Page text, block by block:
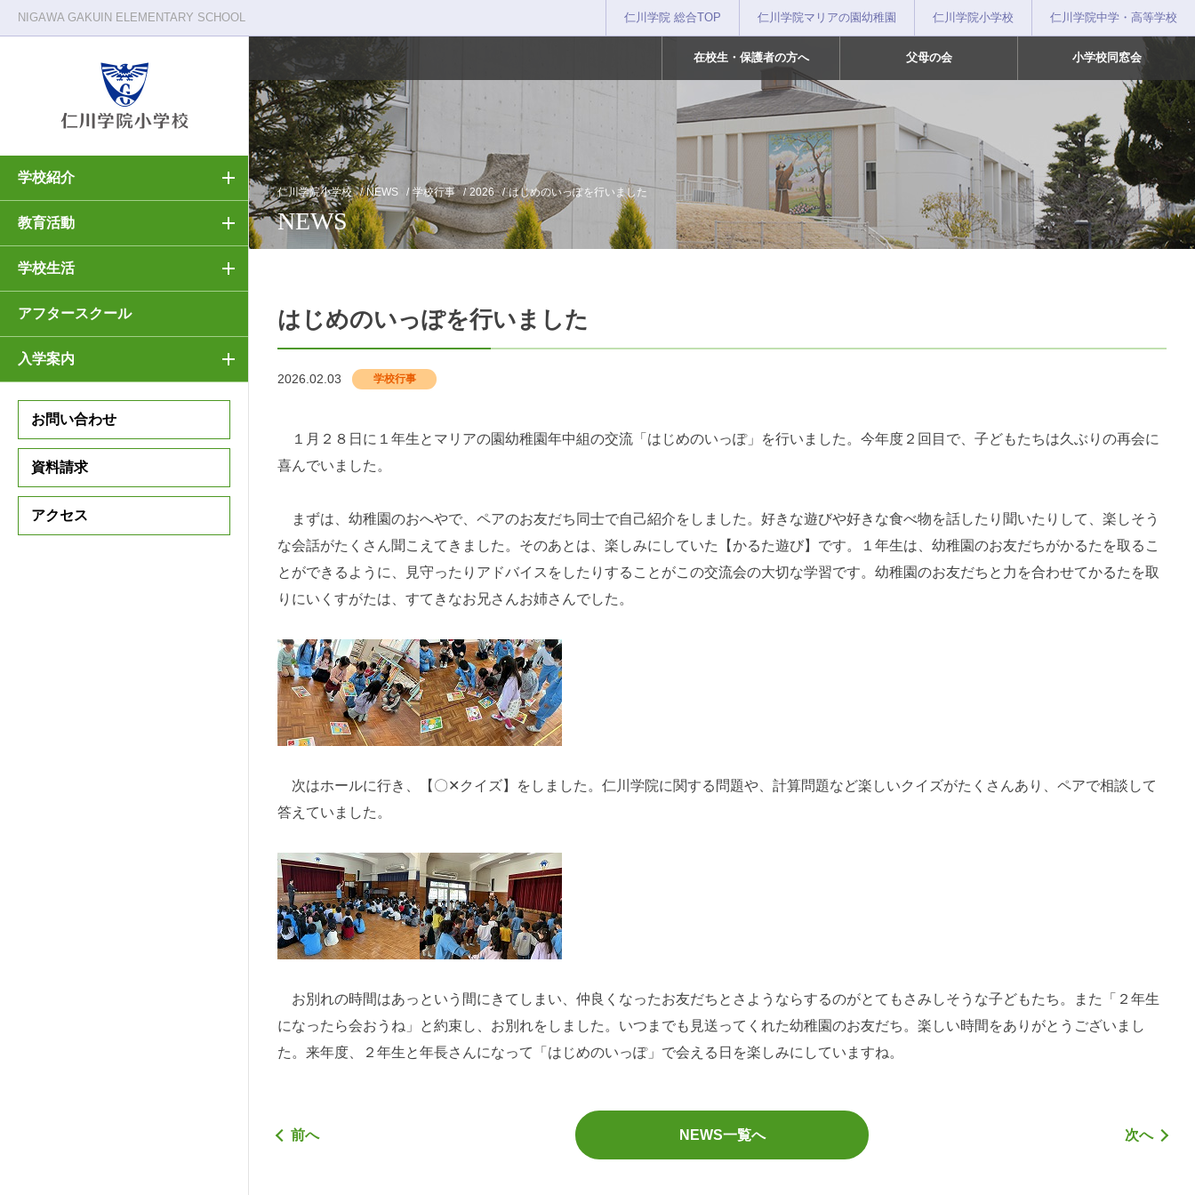
NIGAWA GAKUIN ELEMENTARY SCHOOL 仁川学院 総合TOP 仁川学院マリアの園幼稚園 仁川学院小学校 仁川学院中学・高等学校
校長メッセージ
建学の精神 + 教育原理
力
愛
思慮分別
理数教育
年間行事
制服紹介
施設・環境
セキュリティについて
小学校の一日
入試情報
入試要項
転・編入
説明会・公開行事
学費・諸経費
在校生・保護者の方へ 父母の会 小学校同窓会
学校紹介
教育活動
学校生活
アフタースクール
入学案内
お問い合わせ
資料請求
アクセス
仁川学院小学校 NEWS 学校行事 2026 はじめのいっぽを行いました
NEWS
はじめのいっぽを行いました
2026.02.03 学校行事
１月２８日に１年生とマリアの園幼稚園年中組の交流「はじめのいっぽ」を行いました。今年度２回目で、子どもたちは久ぶりの再会に
喜んでいました。
まずは、幼稚園のおへやで、ペアのお友だち同士で自己紹介をしました。好きな遊びや好きな食べ物を話したり聞いたりして、楽しそう
な会話がたくさん聞こえてきました。そのあとは、楽しみにしていた【かるた遊び】です。１年生は、幼稚園のお友だちがかるたを取るこ
とができるように、見守ったりアドバイスをしたりすることがこの交流会の大切な学習です。幼稚園のお友だちと力を合わせてかるたを取
りにいくすがたは、すてきなお兄さんお姉さんでした。
次はホールに行き、【〇✕クイズ】をしました。仁川学院に関する問題や、計算問題など楽しいクイズがたくさんあり、ペアで相談して
答えていました。
お別れの時間はあっという間にきてしまい、仲良くなったお友だちとさようならするのがとてもさみしそうな子どもたち。また「２年生
になったら会おうね」と約束し、お別れをしました。いつまでも見送ってくれた幼稚園のお友だち。楽しい時間をありがとうございまし
た。来年度、２年生と年長さんになって「はじめのいっぽ」で会える日を楽しみにしていますね。
NEWS一覧へ
前へ 次へ